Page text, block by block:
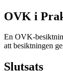
OVK i
En OVK-
att besiktningen
Slutsats